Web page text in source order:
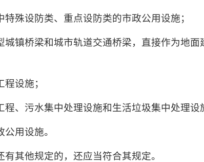
殊设防类、重点设防类的市政公用设施；
城镇桥梁和城市轨道交通桥梁，直接作为地
设施；
、污水集中处理设施和生活垃圾集中处理设
用设施。
其他规定的，还应当符合其规定。